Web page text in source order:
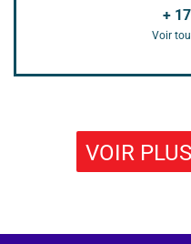
+
Voir
VOIR